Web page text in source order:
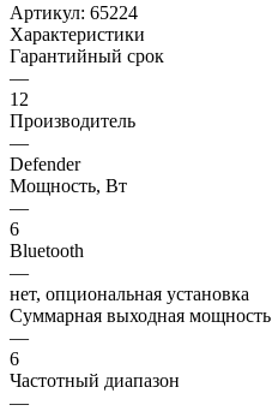
Артикул: 65224
Характеристики
Гарантийный срок
—
12
Производитель
—
Defender
Мощность, Вт
—
6
Bluetooth
—
нет, опциональная установка
Суммарная выходная мощность
—
6
Частотный диапазон
—